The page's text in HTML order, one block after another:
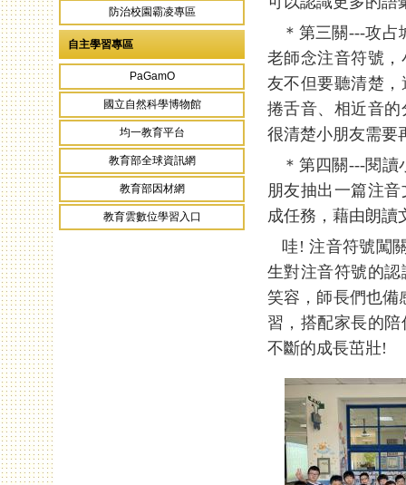
防治校園霸凌專區
自主學習專區
PaGamO
國立自然科學博物館
均一教育平台
教育部全球資訊網
教育部因材網
教育雲數位學習入口
＊第三關---攻占
老師念注音符號
友不但要聽清楚
捲舌音、相近音
很清楚小朋友需要
＊第四關---閱讀
朋友抽出一篇注
成任務，藉由朗讀
哇! 注音符號闖
生對注音符號的
笑容，師長們也備
習，搭配家長的
不斷的成長茁壯!